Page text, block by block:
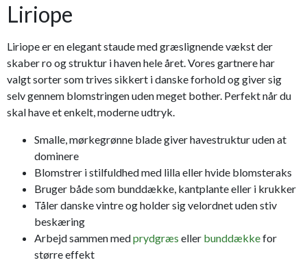
Liriope
Liriope er en elegant staude med græslignende vækst der
skaber ro og struktur i haven hele året. Vores gartnere har
valgt sorter som trives sikkert i danske forhold og giver sig
selv gennem blomstringen uden meget bother. Perfekt når du
skal have et enkelt, moderne udtryk.
Smalle, mørkegrønne blade giver havestruktur uden at
dominere
Blomstrer i stilfuldhed med lilla eller hvide blomsteraks
Bruger både som bunddække, kantplante eller i krukker
Tåler danske vintre og holder sig velordnet uden stiv
beskæring
Arbejd sammen medprydgræs eller bunddækkefor
større effekt